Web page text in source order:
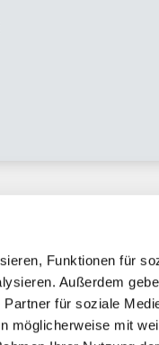
Funktionen für
Außerdem
für soziale
möglicherweise mit